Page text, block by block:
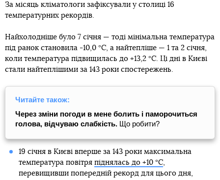
За місяць кліматологи зафіксували у столиці 16
температурних рекордів.
Найхолодніше було 7 січня — тоді мінімальна температура
під ранок становила -10,0 °С, а найтепліше — 1 та 2 січня,
коли температура підвищилась до +13,2 °С. Ці дні в Києві
стали найтеплішими за 143 роки спостережень.
Читайте також:
Через зміни погоди в мене болить і паморочиться
голова, відчуваю слабкість. Що робити?
19 січня в Києві вперше за 143 роки максимальна
температура повітря піднялась до +10 °С,
перевищивши попередній рекорд для цього дня,